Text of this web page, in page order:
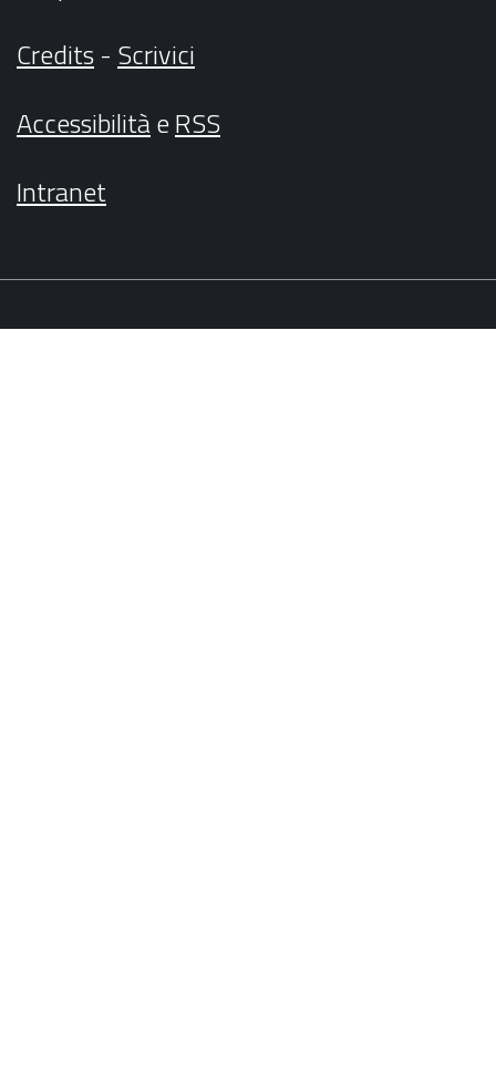
Credits- Scrivici
AccessibilitàeRSS
Intranet